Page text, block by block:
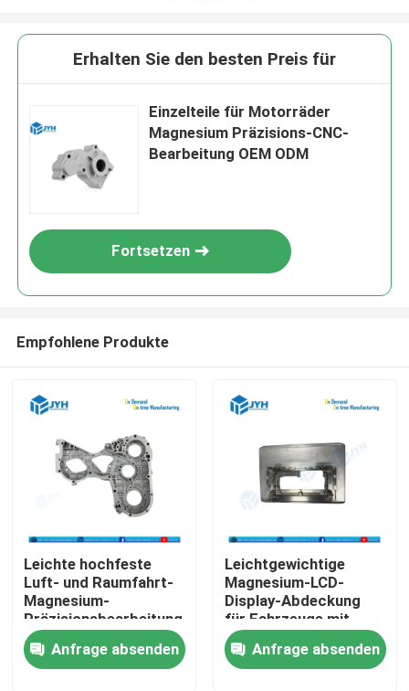
Haus
Dienstleistungen
Erhalten Sie den besten Preis für
Einzelteile für Motorräder
Magnesium Präzisions-CNC-
Bearbeitung OEM ODM
Fortsetzen
Empfohlene Produkte
Leichte hochfeste
Luft- und Raumfahrt-
Magnesium-
Präzisionsbearbeitung
CNC-Teile
Anfrage absenden
Leichtgewichtige
Magnesium-LCD-
Display-Abdeckung
für Fahrzeuge mit
hoher Präzision der
CNC-Bearbeitung und
hervorragender
Anfrage absenden